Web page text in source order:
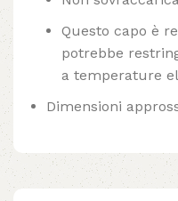
Questo capo è
potrebbe
a temperature
Dimensioni